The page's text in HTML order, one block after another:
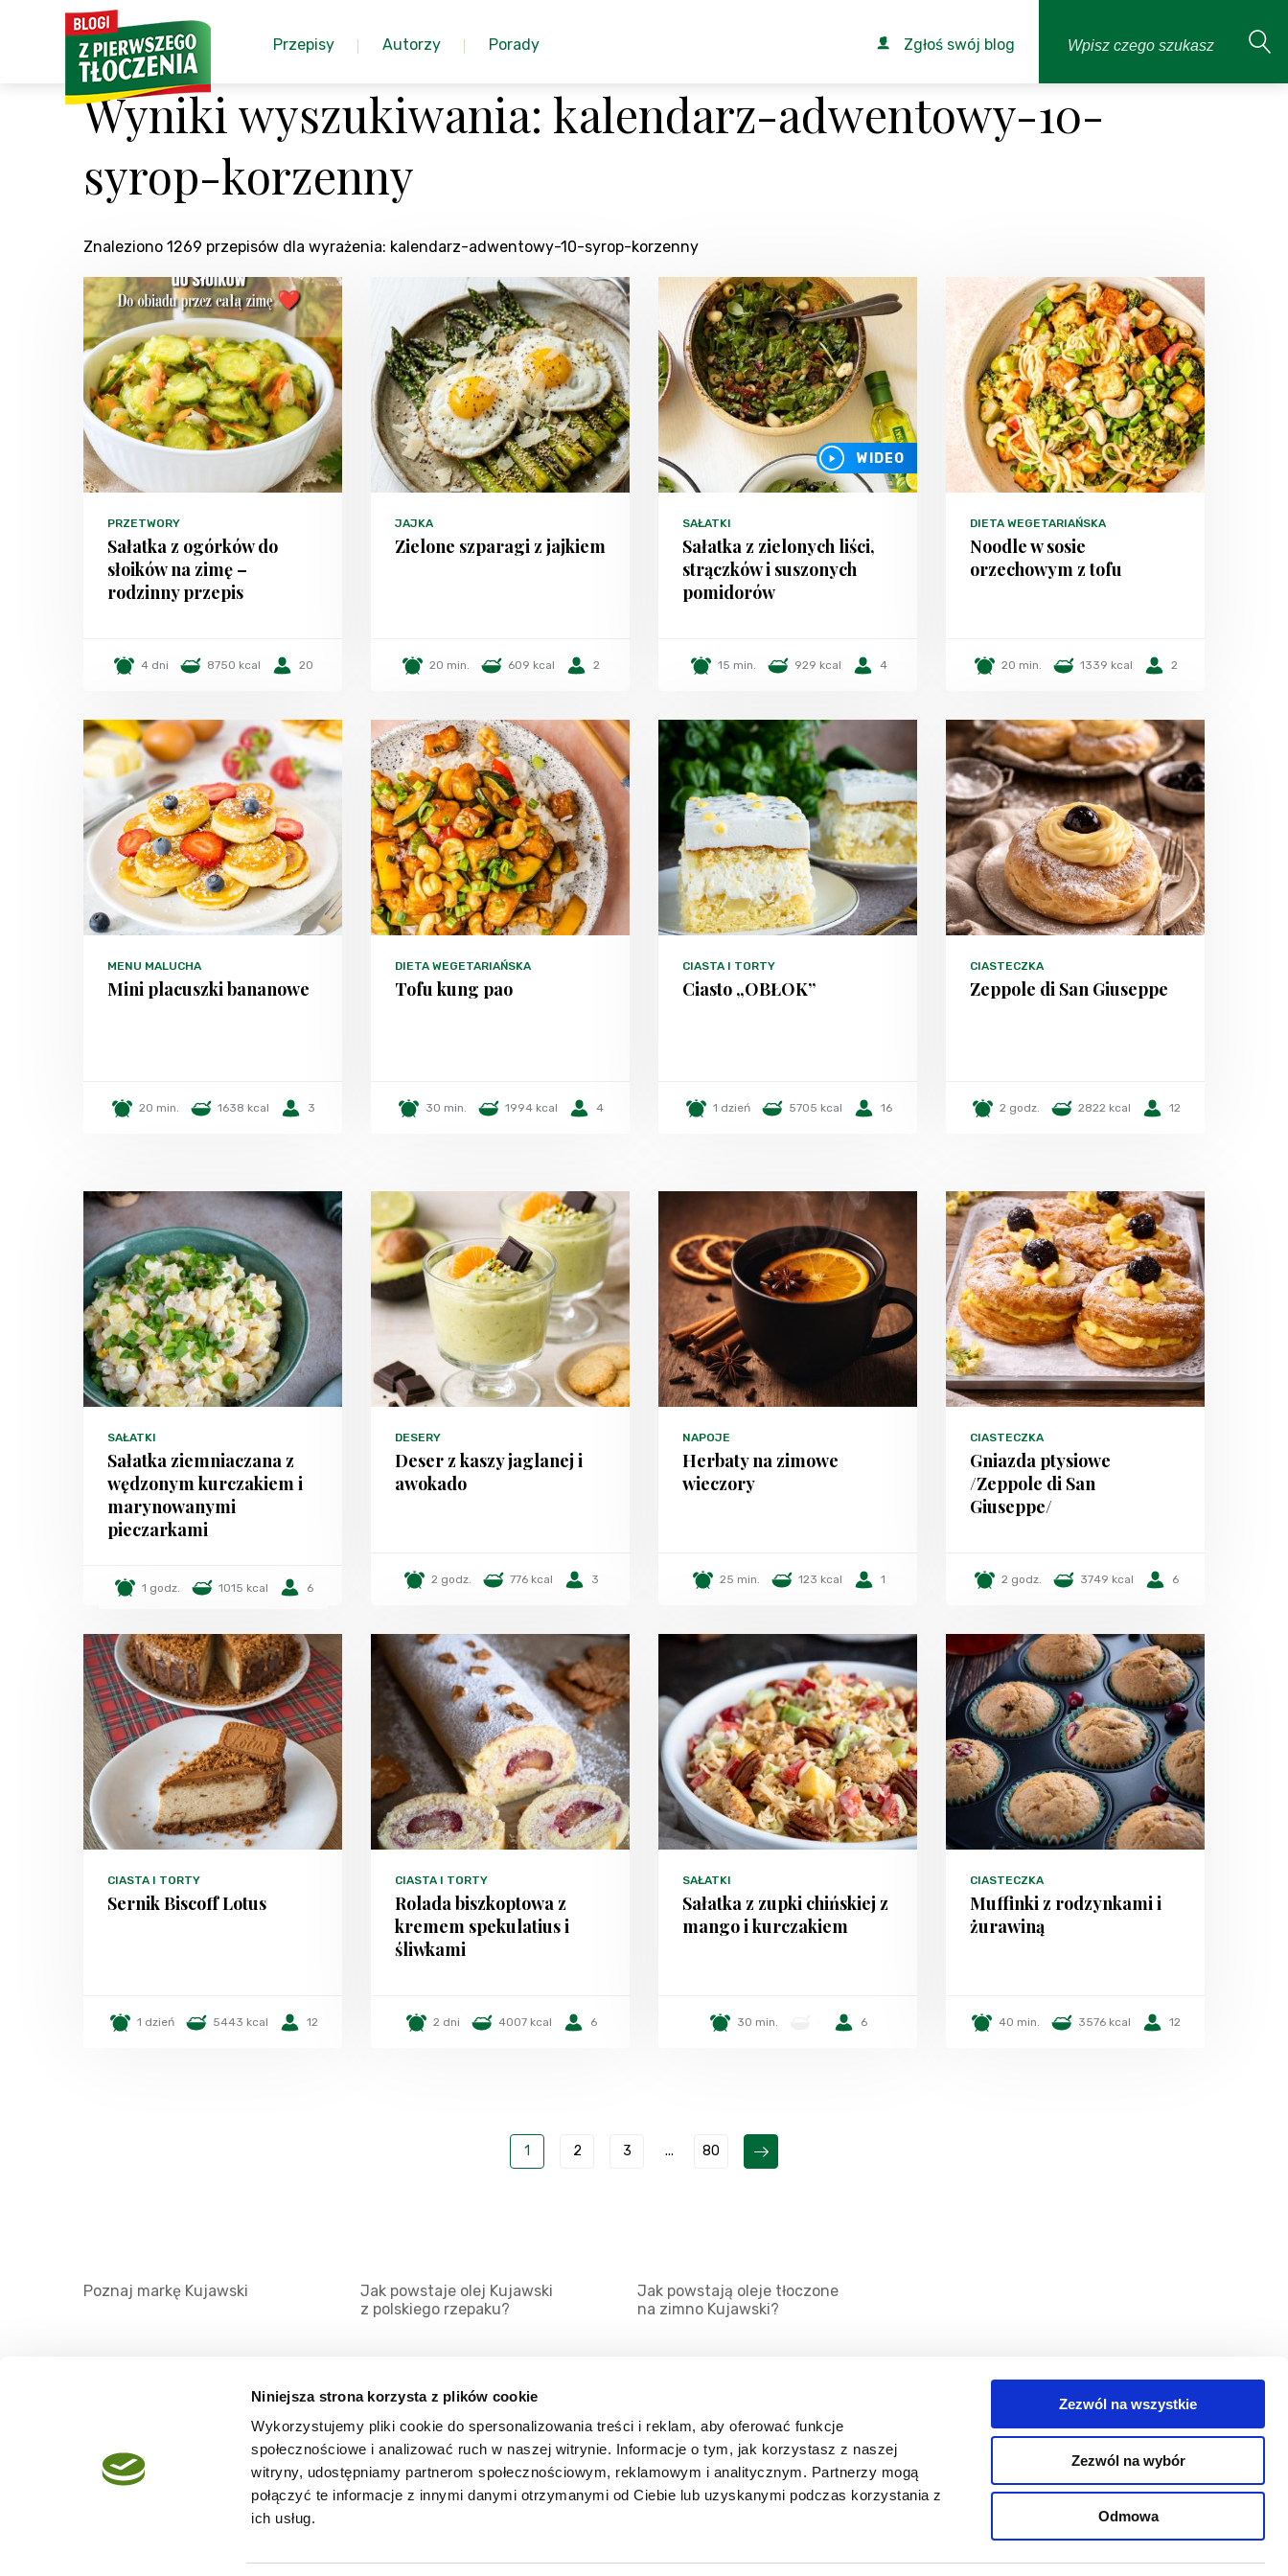
Niniejsza strona korzysta z plików cookie
Wykorzystujemy pliki cookie do spersonalizowania treści i reklam, aby oferować funkcje
społecznościowe i analizować ruch w naszej witrynie. Informacje o tym, jak korzystasz z naszej
witryny, udostępniamy partnerom społecznościowym, reklamowym i analitycznym. Partnerzy mogą
połączyć te informacje z innymi danymi otrzymanymi od Ciebie lub uzyskanymi podczas korzystania z
ich usług.
Zezwól na wszystkie
Zezwól na wybór
Odmowa
Przepisy Autorzy Porady Zgłoś swój blog
Wyniki wyszukiwania: kalendarz-adwentowy-10-
syrop-korzenny
Znaleziono 1269 przepisów dla wyrażenia: kalendarz-adwentowy-10-syrop-korzenny
PRZETWORY
Sałatka z ogórków do
słoików na zimę –
rodzinny przepis
4 dni 8750 kcal 20
JAJKA
Zielone szparagi z jajkiem
20 min. 609 kcal 2
WIDEO
SAŁATKI
Sałatka z zielonych liści,
strączków i suszonych
pomidorów
15 min. 929 kcal 4
DIETA WEGETARIAŃSKA
Noodle w sosie
orzechowym z tofu
20 min. 1339 kcal 2
MENU MALUCHA
Mini placuszki bananowe
20 min. 1638 kcal 3
DIETA WEGETARIAŃSKA
Tofu kung pao
30 min. 1994 kcal 4
CIASTA I TORTY
Ciasto „OBŁOK”
1 dzień 5705 kcal 16
CIASTECZKA
Zeppole di San Giuseppe
2 godz. 2822 kcal 12
SAŁATKI
Sałatka ziemniaczana z
wędzonym kurczakiem i
marynowanymi
pieczarkami
1 godz. 1015 kcal 6
DESERY
Deser z kaszy jaglanej i
awokado
2 godz. 776 kcal 3
NAPOJE
Herbaty na zimowe
wieczory
25 min. 123 kcal 1
CIASTECZKA
Gniazda ptysiowe
/Zeppole di San
Giuseppe/
2 godz. 3749 kcal 6
CIASTA I TORTY
Sernik Biscoff Lotus
1 dzień 5443 kcal 12
CIASTA I TORTY
Rolada biszkoptowa z
kremem spekulatius i
śliwkami
2 dni 4007 kcal 6
SAŁATKI
Sałatka z zupki chińskiej z
mango i kurczakiem
30 min. 6
CIASTECZKA
Muffinki z rodzynkami i
żurawiną
40 min. 3576 kcal 12
1 2 3 ... 80
Poznaj markę Kujawski
Jak powstaje olej Kujawski
z polskiego rzepaku?
Jak powstają oleje tłoczone
na zimno Kujawski?
Regulamin
Mapa serwisu
Kanały RSS
Porady
Kategorie
Kontakt
Zaloguj się